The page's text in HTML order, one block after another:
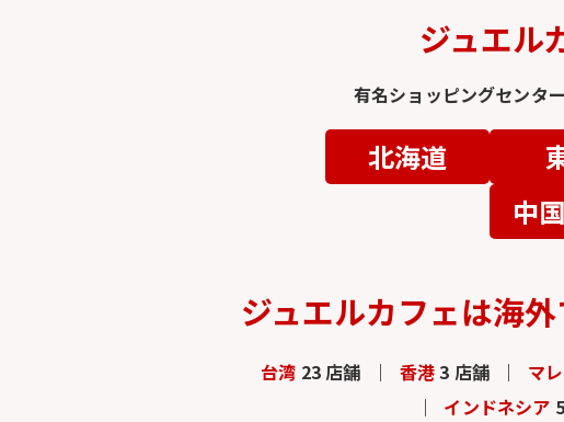
ジュエル
有名ショッピングセンタ
北海道
中
ジュエルカフェは海外
台湾 23 店舗 香港3 店舗 マ
インドネシア